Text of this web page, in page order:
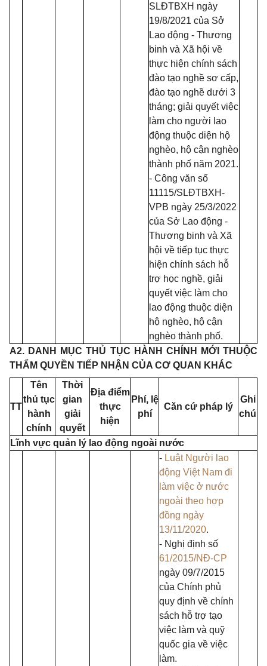
SLĐTBXH ngày
19/8/2021 của Sở
Lao động - Thương
binh và Xã hội về
thực hiện chính sách
đào tạo nghề sơ cấp,
đào tạo nghề dưới 3
tháng; giải quyết việc
làm cho người lao
động thuộc diện hộ
nghèo, hộ cận nghèo
thành phố năm 2021.
- Công văn số
11115/SLĐTBXH-
VPB ngày 25/3/2022
của Sở Lao động -
Thương binh và Xã
hội về tiếp tục thực
hiện chính sách hỗ
trợ học nghề, giải
quyết việc làm cho
lao động thuộc diện
hộ nghèo, hộ cận
nghèo thành phố.
A2. DANH MỤC THỦ TỤC HÀNH CHÍNH MỚI THUỘC
THẨM QUYỀN TIẾP NHẬN CỦA CƠ QUAN KHÁC
TT
Tên
thủ tục
hành
chính
Thời
gian
giải
quyết
Địa điểm
thực
hiện
Phí, lệ
phí
Căn cứ pháp lý
Ghi
chú
Lĩnh vực quản lý lao động ngoài nước
- Luật Người lao
động Việt Nam đi
làm việc ở nước
ngoài theo hợp
đồng ngày
13/11/2020.
- Nghị định số
61/2015/NĐ-CP
ngày 09/7/2015
của Chính phủ
quy định về chính
sách hỗ trợ tạo
việc làm và quỹ
quốc gia về việc
làm.